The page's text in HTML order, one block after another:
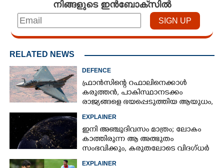
നിങ്ങളുടെ ഇൻബോക്സിൽ
RELATED NEWS
DEFENCE
ഫ്രാൻസിന്റെ റഫാലിനെക്കാൾ
കരുത്തൻ,​ പാകിസ്ഥാനടക്കം
രാജ്യങ്ങളെ ഭയപ്പെടുത്തിയ ആയുധം,​
ഇന്ത്യ നിർമ്മിച്ച എണ്ണം 100ലേക്ക്
EXPLAINER
ഇനി അഞ്ചുദിവസം മാത്രം; ലോകം
കാത്തിരുന്ന ആ അത്ഭുതം
സംഭവിക്കും, കരുതലോടെ വിദഗ്ധർ
EXPLAINER